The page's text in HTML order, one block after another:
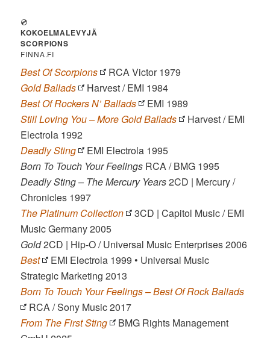
💿
KOKOELMALEVYJÄ
SCORPIONS
FINNA.FI
Best Of Scorpions
RCA Victor 1979
Gold Ballads
Harvest / EMI 1984
Best Of Rockers N’ Ballads
EMI 1989
Still Loving You – More Gold Ballads
Harvest / EMI
Electrola 1992
Deadly Sting
EMI Electrola 1995
Born To Touch Your Feelings RCA / BMG 1995
Deadly Sting – The Mercury Years2CD | Mercury /
Chronicles 1997
The Platinum Collection
3CD | Capitol Music / EMI
Music Germany 2005
Gold2CD | Hip-O / Universal Music Enterprises 2006
Best
EMI Electrola 1999 • Universal Music
Strategic Marketing 2013
Born To Touch Your Feelings – Best Of Rock Ballads
RCA / Sony Music 2017
From The First Sting
BMG Rights Management